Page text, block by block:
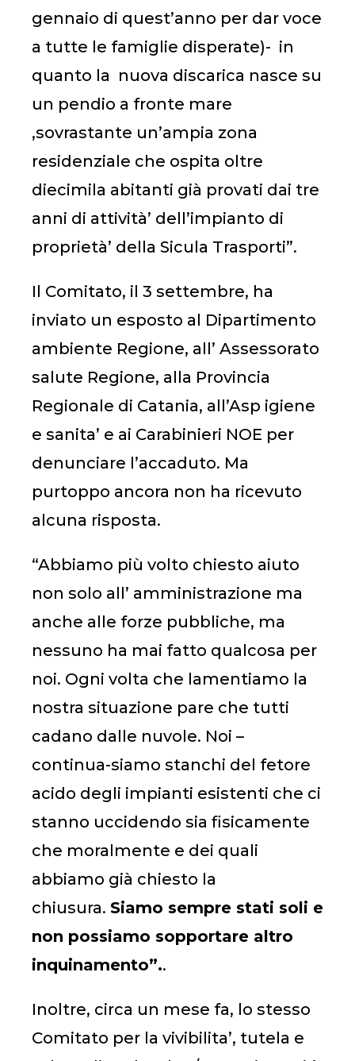
gennaio di quest’anno per dar voce
a tutte le famiglie disperate)- in
quanto la nuova discarica nasce su
un pendio a fronte mare
,sovrastante un’ampia zona
residenziale che ospita oltre
diecimila abitanti già provati dai tre
anni di attività’ dell’impianto di
proprietà’ della Sicula Trasporti”.
Il Comitato, il 3 settembre, ha
inviato un esposto al Dipartimento
ambiente Regione, all’ Assessorato
salute Regione, alla Provincia
Regionale di Catania, all’Asp igiene
e sanita’ e ai Carabinieri NOE per
denunciare l’accaduto. Ma
purtoppo ancora non ha ricevuto
alcuna risposta.
“Abbiamo più volto chiesto aiuto
non solo all’ amministrazione ma
anche alle forze pubbliche, ma
nessuno ha mai fatto qualcosa per
noi. Ogni volta che lamentiamo la
nostra situazione pare che tutti
cadano dalle nuvole. Noi –
continua-siamo stanchi del fetore
acido degli impianti esistenti che ci
stanno uccidendo sia fisicamente
che moralmente e dei quali
abbiamo già chiesto la
chiusura. Siamo sempre stati soli e
non possiamo sopportare altro
inquinamento”..
Inoltre, circa un mese fa, lo stesso
Comitato per la vivibilita’, tutela e